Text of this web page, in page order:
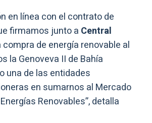
en línea con el contrato de
firmamos junto a Central
compra de energía renovable al
la Genoveva II de Bahía
una de las entidades
en sumarnos al Mercado
Renovables”, detalla